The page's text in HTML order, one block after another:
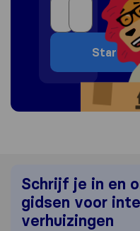
Schrijf je in en
gidsen voor
verhuizingen
Start